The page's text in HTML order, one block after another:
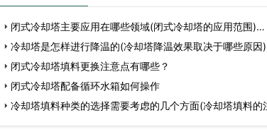
闭式冷却塔主要应用在哪些领域(闭式冷却塔的应用范围)…
冷却塔是怎样进行降温的(冷却塔降温效果取决于哪些原
闭式冷却塔填料更换注意点有哪些？
闭式冷却塔配备循环水箱如何操作
冷却塔填料种类的选择需要考虑的几个方面(冷却塔填料的
意…